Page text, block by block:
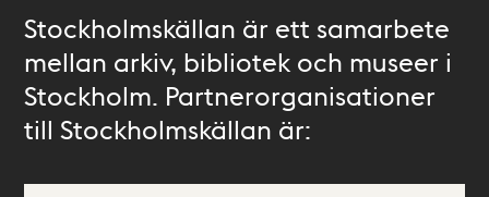
Stockholmskällan är ett samarbete
mellan arkiv, bibliotek och museer i
Stockholm. Partnerorganisationer
till Stockholmskällan är: